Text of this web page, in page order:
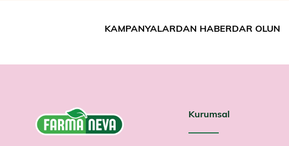
KAMPANYALARDAN HABERDAR OLUN
Kurumsal